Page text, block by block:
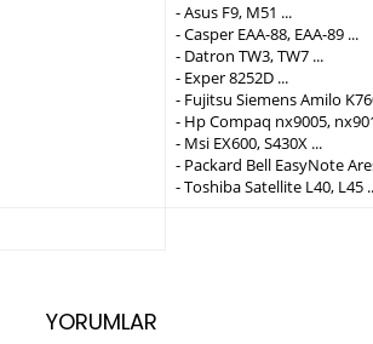
- Asus F9, M51 ...
- Casper EAA-88, EAA-89 ...
- Datron TW3, TW7 ...
- Exper 8252D ...
- Fujitsu Siemens Amilo
- Hp Compaq nx9005,
- Msi EX600, S430X ...
- Packard Bell EasyNote
- Toshiba Satellite L40, L45
YORUMLAR